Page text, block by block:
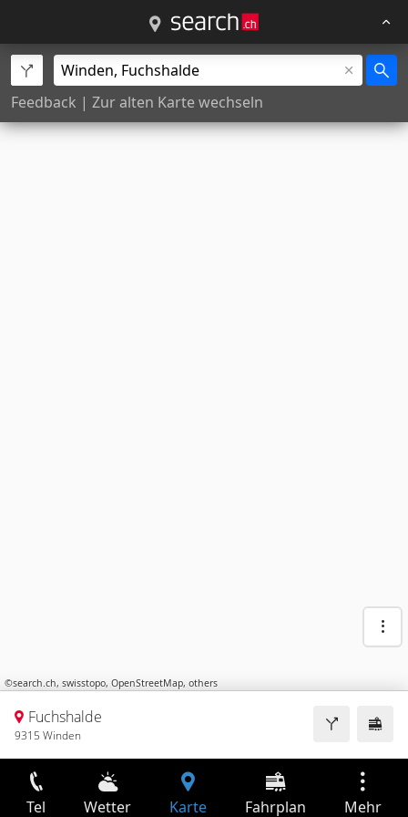
Feedback | Zur alten Karte wechseln
©search.ch, swisstopo, OpenStreetMap, others
Fuchshalde
9315 Winden
Tel Wetter Karte Fahrplan Mehr